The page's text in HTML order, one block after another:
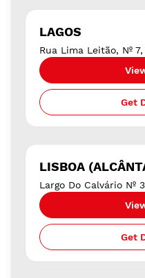
LAGOS
Rua Lima Leitão, Nº
Get
LISBOA
Largo Do Calvário Nº
Get